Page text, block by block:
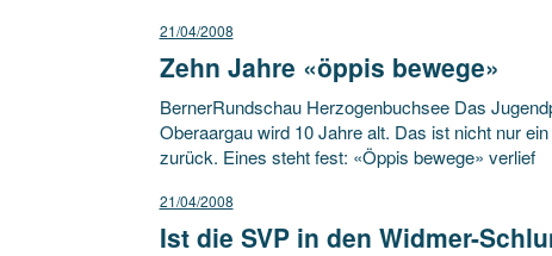
21/04/2008
Zehn Jahre «öppis bewege»
BernerRundschau Herzogenbuchsee Das
Oberaargau wird 10 Jahre alt. Das ist nicht nur
zurück. Eines steht fest: «Öppis bewege» verlief
21/04/2008
Ist die SVP in den Widmer-